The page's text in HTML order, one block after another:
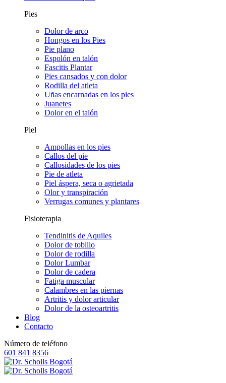
Pies
Dolor de arco
Hongos en los Pies
Pie plano
Espolón en talón
Fascitis Plantar
Pies cansados y con dolor
Rodilla del atleta
Uñas encarnadas en los pies
Juanetes
Dolor en el talón
Piel
Ampollas en los pies
Callos del pie
Callosidades de los pies
Pie de atleta
Piel áspera, seca o agrietada
Olor y transpiración
Verrugas comunes y plantares
Fisioterapia
Tendinitis de Aquiles
Dolor de tobillo
Dolor de rodilla
Dolor Lumbar
Dolor de cadera
Fatiga muscular
Calambres en las piernas
Artritis y dolor articular
Dolor de la osteoartritis
Blog
Contacto
Número de teléfono
601 841 8356